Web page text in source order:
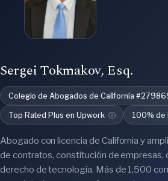
Sergei Tokmakov, Esq.
Colegio de Abogados de California
Top Rated Plus en Upwork ⓘ 100% de
Abogado con licencia de California y
de contratos, constitución de empresas,
derecho de tecnología. Más de 1,500